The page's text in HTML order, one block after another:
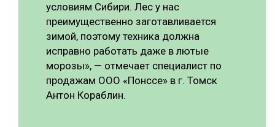
условиям Сибири. Лес у нас
преимущественно заготавливается
зимой, поэтому техника должна
исправно работать даже в лютые
морозы», — отмечает специалист по
продажам ООО «Понссе» в г. Томск
Антон Кораблин.